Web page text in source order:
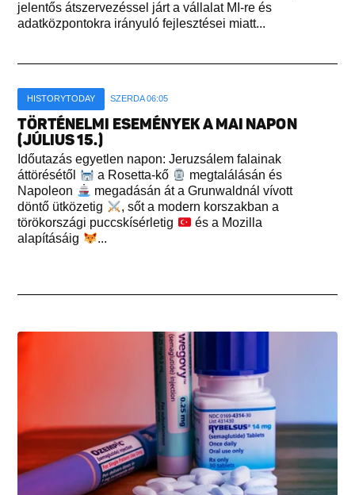
jelentős átszervezéssel járt a vállalat MI-re és
adatközpontokra irányuló fejlesztései miatt...
HISTORYTODAY SZERDA 06:05
TÖRTÉNELMI ESEMÉNYEK A MAI NAPON
(JÚLIUS 15.)
Időutazás egyetlen napon: Jeruzsálem falainak
áttörésétől
a Rosetta-kő
megtalálásán és
Napoleon
megadásán át a Grunwaldnál vívott
döntő ütközetig
, sőt a modern korszakban a
törökországi puccskísérletig
és a Mozilla
alapításáig
...